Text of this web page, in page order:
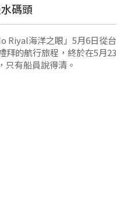
碼頭
Riyal海洋之眼」5月6日從台
拜的航行旅程，終於在5月23
只有船員說得清。